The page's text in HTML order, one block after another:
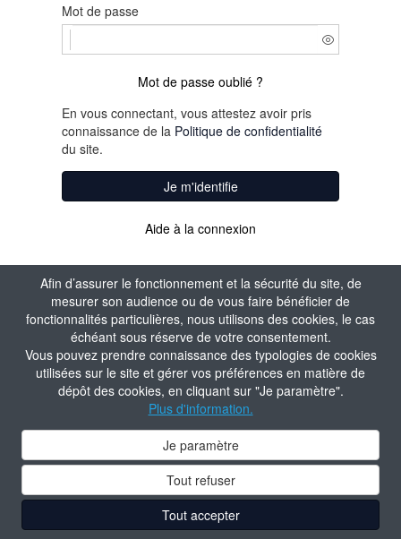
Afin d’assurer le fonctionnement et la sécurité du site, de
mesurer son audience ou de vous faire bénéficier de
fonctionnalités particulières, nous utilisons des cookies, le cas
échéant sous réserve de votre consentement.
Vous pouvez prendre connaissance des typologies de cookies
utilisées sur le site et gérer vos préférences en matière de
dépôt des cookies, en cliquant sur "Je paramètre".
Plus d'information.
Je paramètre
Tout refuser
Tout accepter
Mot de passe
Mot de passe oublié ?
En vous connectant, vous attestez avoir pris
connaissance de la Politique de confidentialité
du site.
Je m'identifie
Aide à la connexion